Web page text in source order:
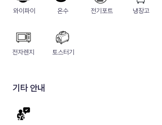
와이파이 온수 ​전기포트 냉장고
​전자렌지 토스터기
기타 안내